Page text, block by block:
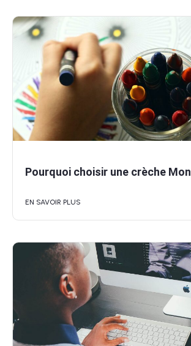
Pourquoi choisir une crèche
EN SAVOIR PLUS